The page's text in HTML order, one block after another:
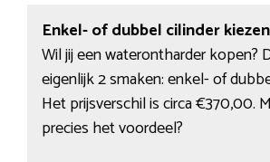
Enkel- of dubbel cilinder
Wil jij een waterontharder kopen?
eigenlijk 2 smaken: enkel- of
Het prijsverschil is circa €370,00.
precies het voordeel?